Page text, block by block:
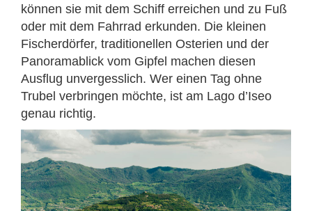
können sie mit dem Schiff erreichen und zu Fuß
oder mit dem Fahrrad erkunden. Die kleinen
Fischerdörfer, traditionellen Osterien und der
Panoramablick vom Gipfel machen diesen
Ausflug unvergesslich. Wer einen Tag ohne
Trubel verbringen möchte, ist am Lago d’Iseo
genau richtig.